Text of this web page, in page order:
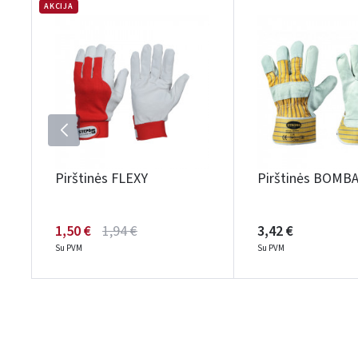
AKCIJA
Pirštinės FLEXY
1,50 € 1,94 €
Su PVM
Pirštinės
3,42 €
Su PVM